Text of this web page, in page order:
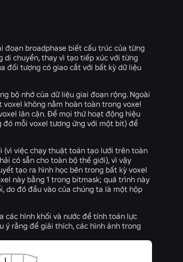
đoạn broadphase biết cấu trúc của từng
chuyển, thay vì tạo tiếp xúc với từng
đối tượng có giao cắt với bất kỳ dữ liệu
bộ nhớ của dữ liệu giai đoạn rộng. Ngoài
không nằm hoàn toàn trong voxel
lân cận. Để mọi thứ hoạt động hiệu
mỗi voxel tương ứng với một bit) để
việc chạy thuật toán tạo lưới trên toàn
có sẵn cho toàn bộ thế giới), vì vậy
tạo ra hình học bên trong bất kỳ voxel
này bằng 1 trong bitmask; quá trình này
do đó đầu vào của chúng ta là một hộp
các hình khối và nước để tính toán lực
ý rằng để giải thích, các hình ảnh trong